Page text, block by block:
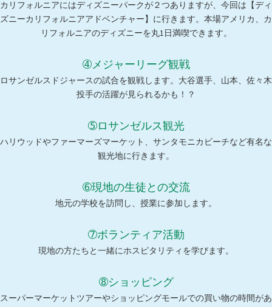
カリフォルニアにはディズニーパークが２つありますが、今回は【ディ
ズニーカリフォルニアアドベンチャー】に行きます。本場アメリカ、カ
リフォルニアのディズニーを丸1日満喫できます。
➃メジャーリーグ観戦
ロサンゼルスドジャースの試合を観戦します。大谷選手、山本、佐々木
投手の活躍が見られるかも！？
➄ロサンゼルス観光
ハリウッドやファーマーズマーケット、サンタモニカビーチなど有名な
観光地に行きます。
➅現地の生徒との交流
地元の学校を訪問し、授業に参加します。
➆ボランティア活動
現地の方たちと一緒にホスピタリティを学びます。
➇ショッピング
スーパーマーケットツアーやショッピングモールでの買い物の時間があ